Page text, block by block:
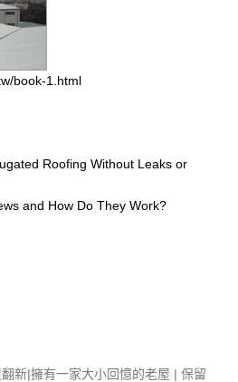
book-1.html
Roofing Without Leaks or
and How Do They Work?
新|擁有一家大小回憶的老屋 | 保留